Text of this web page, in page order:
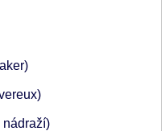
nádraží)